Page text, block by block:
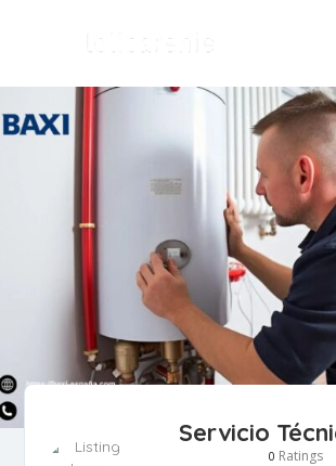
Servicio
0 Ratings